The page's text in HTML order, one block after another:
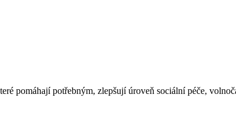
pomáhají potřebným, zlepšují úroveň sociální péče,